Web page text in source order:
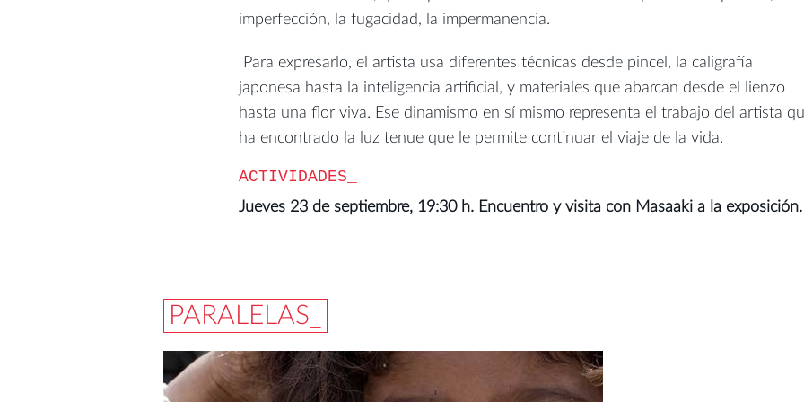
imperfección, la fugacidad, la impermanencia.
Para expresarlo, el artista usa diferentes técnicas desde pincel, la caligrafía
japonesa hasta la inteligencia artificial, y materiales que abarcan desde el lienzo
hasta una flor viva. Ese dinamismo en sí mismo representa el trabajo del artista
ha encontrado la luz tenue que le permite continuar el viaje de la vida.
ACTIVIDADES
Jueves 23 de septiembre, 19:30 h. Encuentro y visita con Masaaki a la exposición.
PARALELAS_